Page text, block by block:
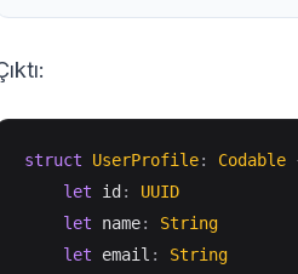
struct UserProfile: Codable
let id :
UUID
let name:
String
let email :
String